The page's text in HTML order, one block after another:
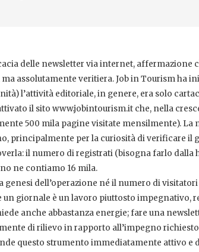
delle newsletter via internet, affermazione
assolutamente veritiera. Job in Tourism ha
l’attività editoriale, in genere, era solo
il sito www.jobintourism.it che, nella
500 mila pagine visitate mensilmente). La
principalmente per la curiosità di verificare il
il numero di registrati (bisogna farlo dalla
ne contiamo 16 mila.
genesi dell’operazione né il numero di
un giornale è un lavoro piuttosto impegnativo,
anche abbastanza energie; fare una
di rilievo in rapporto all’impegno
questo strumento immediatamente attivo e